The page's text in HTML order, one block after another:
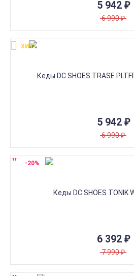
5 942 ₽
6 990₽
5 942 ₽
6 990₽
ХИТ!
6 392 ₽
7 990₽
-20%